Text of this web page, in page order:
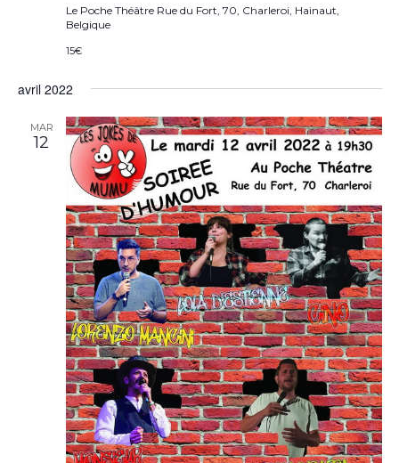
Le Poche Théâtre Rue du Fort, 70, Charleroi, Hainaut,
Belgique
15€
avril 2022
MAR
12